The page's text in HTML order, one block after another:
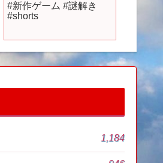
#新作ゲーム #謎解き
#shorts
ラでカ
1,184